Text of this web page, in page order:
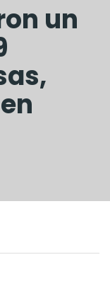
un